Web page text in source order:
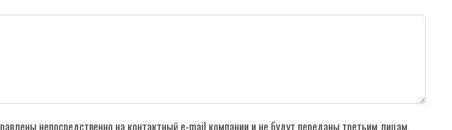
непосредственно на контактный e-mail компании и не будут переданы третьим лицам.